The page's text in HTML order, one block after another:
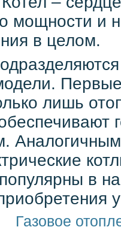
мощности и
в целом.
лишь
в
Газовое